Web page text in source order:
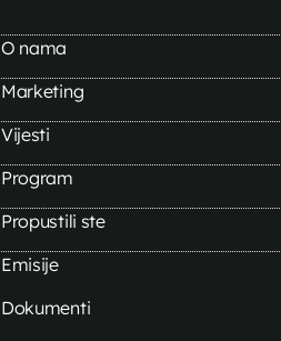
O nama
Marketing
Vijesti
Program
Propustili ste
Emisije
Dokumenti